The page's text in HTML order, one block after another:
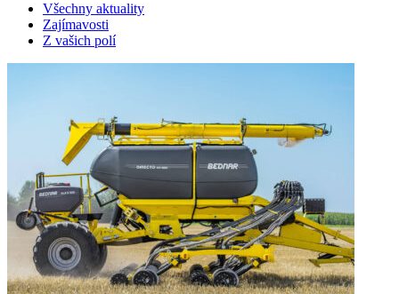
Všechny aktuality
Zajímavosti
Z vašich polí